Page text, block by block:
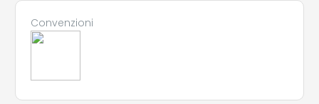
Convenzioni